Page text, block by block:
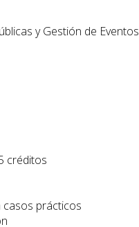
y Gestión de Eventos
créditos
casos prácticos